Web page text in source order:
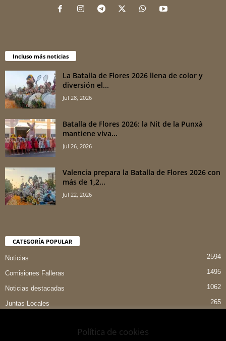
Incluso más noticias
La Batalla de Flores 2026 llena de color y
diversión el...
Jul 28, 2026
Batalla de Flores 2026: la Nit de la Punxà
mantiene viva...
Jul 26, 2026
Valencia prepara la Batalla de Flores 2026 con
más de 1,2...
Jul 22, 2026
CATEGORÍA POPULAR
Noticias 2594
Comisiones Falleras 1495
Noticias destacadas 1062
Juntas Locales 265
Política de cookies